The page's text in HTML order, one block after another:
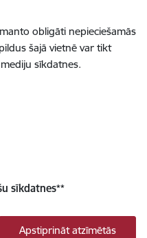
obligāti nepieciešamās
šajā vietnē var tikt
sīkdatnes.
sīkdatnes**
Apstiprināt atzīmētās